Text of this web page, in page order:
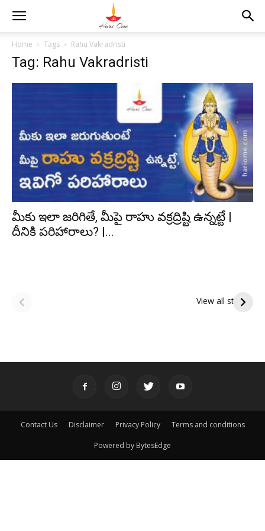
Home Tags Rahu Vakradristi
Tag: Rahu Vakradristi
మీకు ఇలా జరిగితే, మీపై రాహు వక్రద్రిష్టి ఉన్నట్టే |
దీనికి పరిహారాలు? |...
View all stories
పితృదేవతల ఆశీర్వాదం
ఇంద్రకీలాద్రి గిరి ప్రదక్షిణ
Contact Us Disclaimer Privacy Policy Terms and conditions
Powered by BytesEdge